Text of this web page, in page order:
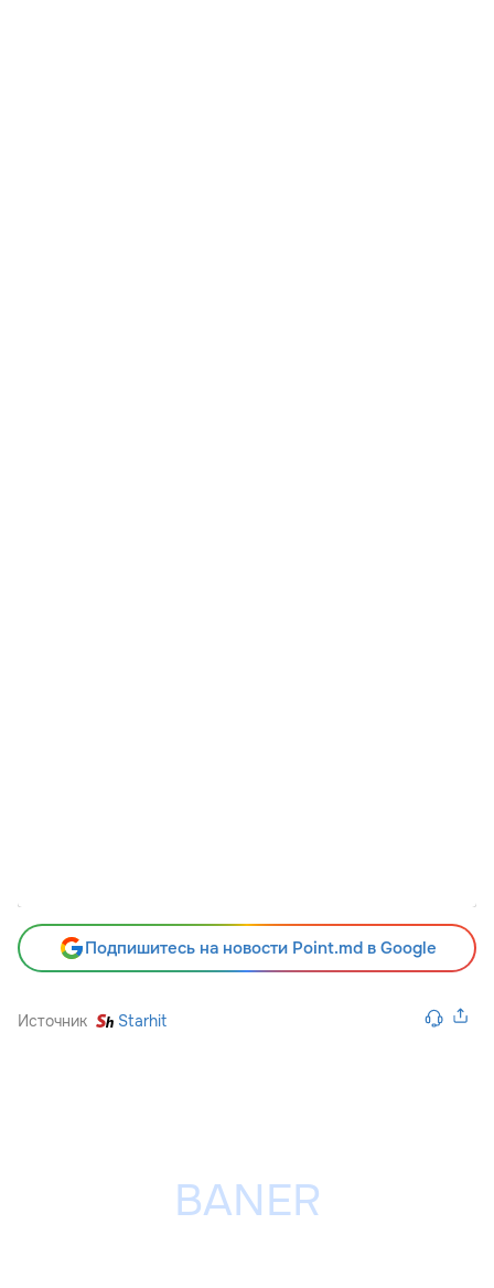
Подпишитесь на новости Point.md в Google
Источник Starhit